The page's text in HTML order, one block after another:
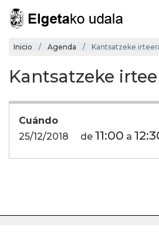
Inicio Agenda Kantsatzeke
Kantsatzeke
Cuándo
25/12/2018
de 11:00 a